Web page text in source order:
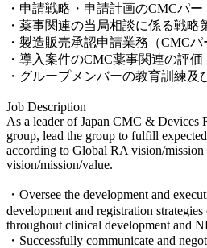
・申請戦略・申請計画のCMCパ
・薬事関連の当局相談に係る戦略
・製造販売承認申請業務（CMCパ
・導入案件のCMC薬事関連の評価
・グループメンバーの教育訓練及
Job Description
As a leader of Japan CMC &
group, lead the group to fulfill
according to Global RA vision/mission
vision/mission/value.
・Oversee the development and
development and registration
throughout clinical development and
・Successfully communicate and